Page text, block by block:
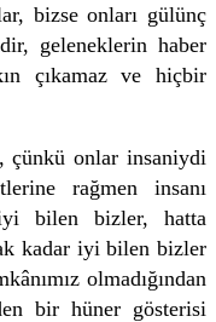
bizse onları gülünç
geleneklerin haber
çıkamaz ve hiçbir
çünkü onlar insaniydi
rağmen insanı
bilen bizler, hatta
kadar iyi bilen bizler
olmadığından
bir hüner gösterisi